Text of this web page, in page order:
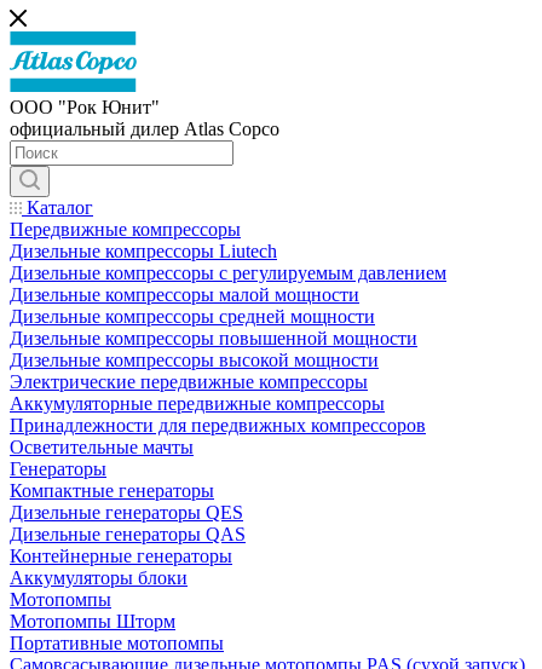
ООО "Рок Юнит"
официальный дилер Atlas Copco
Каталог
Передвижные компрессоры
Дизельные компрессоры Liutech
Дизельные компрессоры с регулируемым давлением
Дизельные компрессоры малой мощности
Дизельные компрессоры средней мощности
Дизельные компрессоры повышенной мощности
Дизельные компрессоры высокой мощности
Электрические передвижные компрессоры
Аккумуляторные передвижные компрессоры
Принадлежности для передвижных компрессоров
Осветительные мачты
Генераторы
Компактные генераторы
Дизельные генераторы QES
Дизельные генераторы QAS
Контейнерные генераторы
Аккумуляторы блоки
Мотопомпы
Мотопомпы Шторм
Портативные мотопомпы
Самовсасывающие дизельные мотопомпы PAS (сухой запуск)